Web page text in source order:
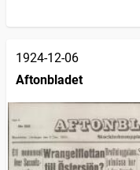
1924-12-06
Aftonbladet